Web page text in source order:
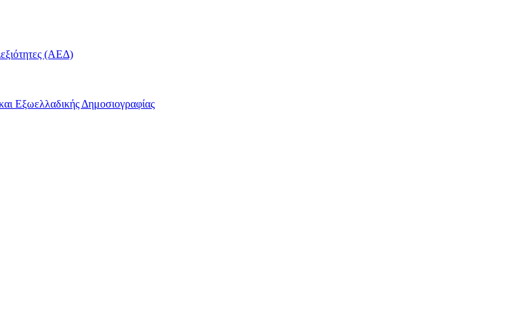
(ΑΕΔ)
Εξωελλαδικής Δημοσιογραφίας